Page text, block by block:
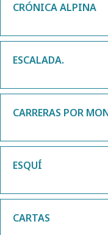
CRÓNICA ALPINA
ESCALADA.
CARRERAS POR
ESQUÍ
CARTAS